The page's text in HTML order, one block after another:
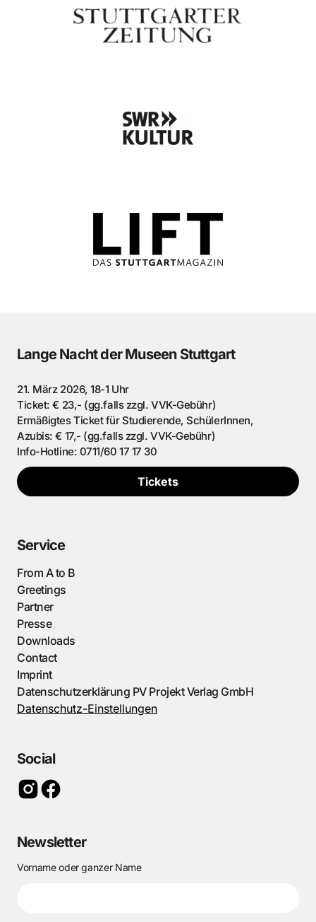
Lange Nacht der Museen Stuttgart
21. März 2026, 18-1 Uhr
Ticket: € 23,- (gg.falls zzgl. VVK-Gebühr)
Ermäßigtes Ticket für Studierende, SchülerInnen,
Azubis: € 17,- (gg.falls zzgl. VVK-Gebühr)
Info-Hotline: 0711/60 17 17 30
Tickets
Service
From A to B
Greetings
Partner
Presse
Downloads
Contact
Imprint
Datenschutzerklärung PV Projekt Verlag GmbH
Datenschutz-Einstellungen
Social
Newsletter
Vorname oder ganzer Name